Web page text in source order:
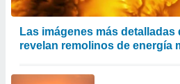
Las imágenes más
revelan remolinos de energía